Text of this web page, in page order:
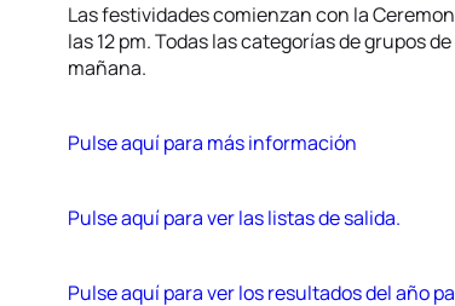
Las festividades comienzan con la
las 12 pm. Todas las categorías de grupos
mañana.
Pulse aquí para más información
Pulse aquí para ver las listas de salida.
Pulse aquí para ver los resultados del año